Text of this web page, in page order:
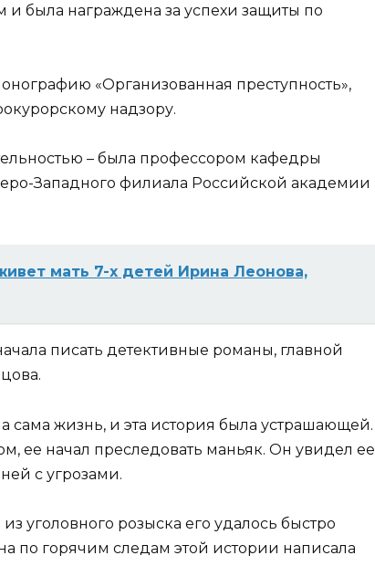
и была награждена за успехи защиты по
«Организованная преступность»,
надзору.
– была профессором кафедры
Западного филиала Российской академии
мать 7-х детей Ирина Леонова,
писать детективные романы, главной
сама жизнь, и эта история была устрашающей.
ее начал преследовать маньяк. Он увидел ее
с угрозами.
уголовного розыска его удалось быстро
по горячим следам этой истории написала